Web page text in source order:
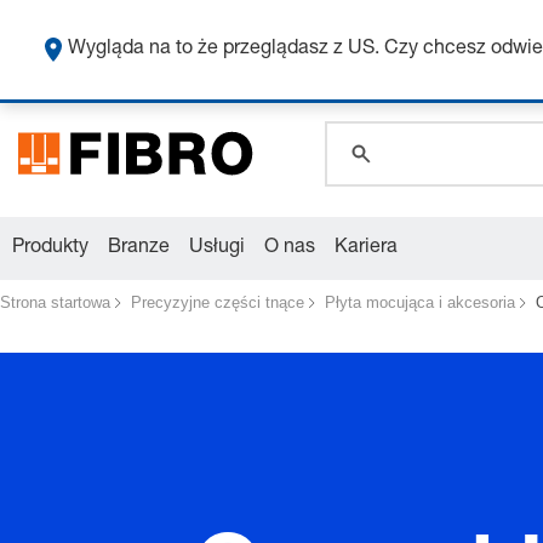
Produkty Branze Usługi O nas Kariera
Strona startowa Precyzyjne części tnące Płyta mocująca i akcesoria
Wygląda na to że przeglądasz z US. Czy chcesz